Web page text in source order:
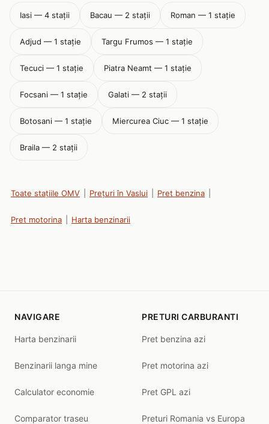
Iasi — 4 stații Bacau — 2 stații Roman — 1 stație
Adjud — 1 stație Targu Frumos — 1 stație
Tecuci — 1 stație Piatra Neamt — 1 stație
Focsani — 1 stație Galati — 2 stații
Botosani — 1 stație Miercurea Ciuc — 1 stație
Braila — 2 stații
Toate stațiile OMV Prețuri în Vaslui Pret benzina
Pret motorina Harta benzinarii
NAVIGARE
Harta benzinarii
Benzinarii langa mine
Calculator economie
Comparator traseu
PRETURI CARBURANTI
Pret benzina azi
Pret motorina azi
Pret GPL azi
Preturi Romania vs Europa